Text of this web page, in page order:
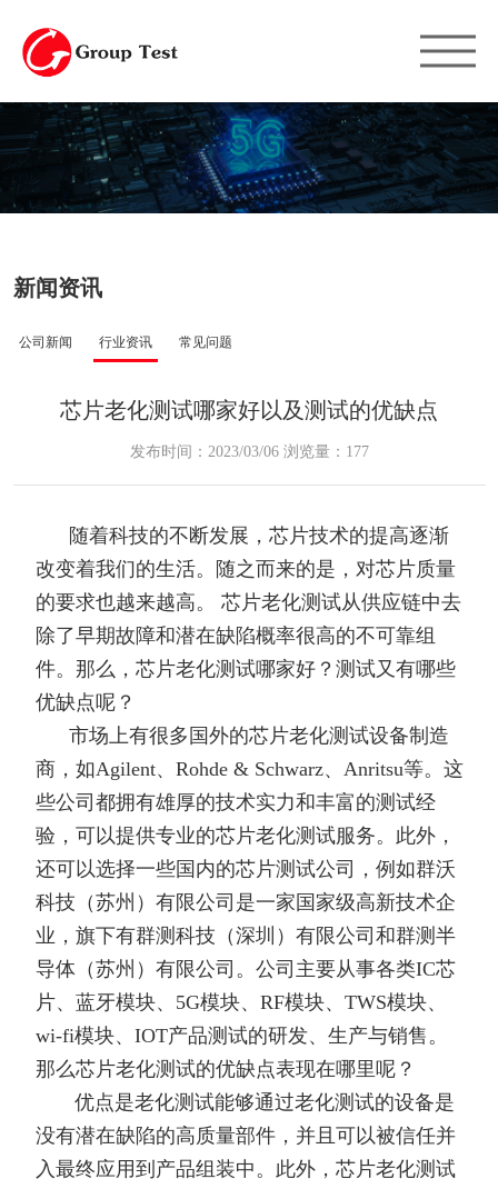
新闻资讯
公司新闻 行业资讯 常见问题
芯片老化测试哪家好以及测试的优缺点
发布时间：2023/03/06 浏览量：177
随着科技的不断发展，芯片技术的提高逐渐
改变着我们的生活。随之而来的是，对芯片质量
的要求也越来越高。 芯片老化测试从供应链中去
除了早期故障和潜在缺陷概率很高的不可靠组
件。那么，芯片老化测试哪家好？测试又有哪些
优缺点呢？
市场上有很多国外的芯片老化测试设备制造
商，如Agilent、Rohde & Schwarz、Anritsu等。这
些公司都拥有雄厚的技术实力和丰富的测试经
验，可以提供专业的芯片老化测试服务。此外，
还可以选择一些国内的芯片测试公司，例如群沃
科技（苏州）有限公司是一家国家级高新技术企
业，旗下有群测科技（深圳）有限公司和群测半
导体（苏州）有限公司。公司主要从事各类IC芯
片、蓝牙模块、5G模块、RF模块、TWS模块、
wi-fi模块、IOT产品测试的研发、生产与销售。
那么芯片老化测试的优缺点表现在哪里呢？
优点是老化测试能够通过老化测试的设备是
没有潜在缺陷的高质量部件，并且可以被信任并
入最终应用到产品组装中。此外，芯片老化测试